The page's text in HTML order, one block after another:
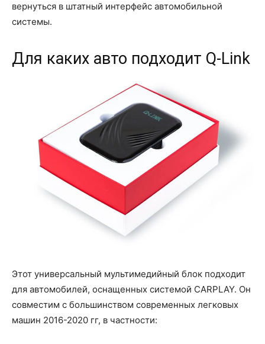
вернуться в штатный интерфейс автомобильной
системы.
Для каких авто подходит Q-Link
Этот универсальный мультимедийный блок подходит
для автомобилей, оснащенных системой CARPLAY. Он
совместим с большинством современных легковых
машин 2016-2020 гг, в частности: